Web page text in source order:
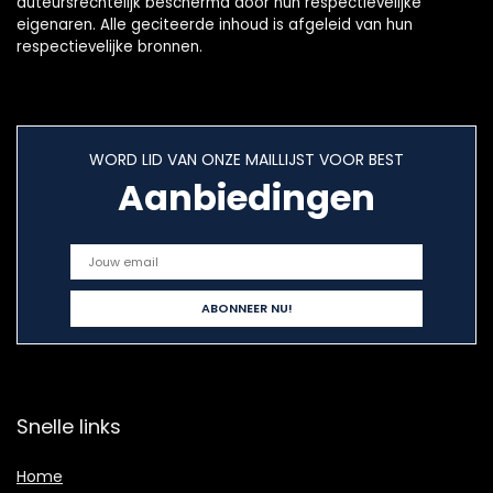
eigenaren. Alle geciteerde inhoud is afgeleid van hun
respectievelijke bronnen.
WORD LID VAN ONZE MAILLIJST VOOR BEST
Aanbiedingen
Snelle links
Home